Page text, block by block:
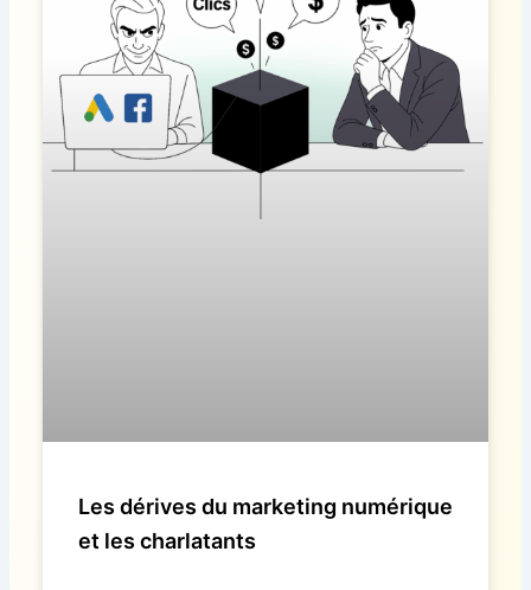
Les dérives du marketing numérique
et les charlatants